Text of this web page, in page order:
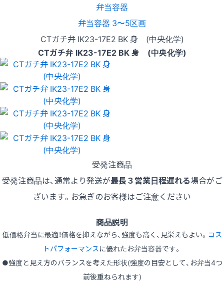
弁当容器
弁当容器 3〜5区画
CTガチ弁 IK23-17E2 BK 身 (中央化学)
CTガチ弁 IK23-17E2 BK 身 (中央化学)
受発注商品
受発注商品は、通常より発送が最長３営業日程遅れる場合がご
ざいます。お急ぎのお客様はご注意ください
商品説明
低価格弁当に最適！価格を抑えながら、強度も高く、見栄えもよい。 コス
トパフォーマンスに優れたお弁当容器です。
●強度と見え方のバランスを考えた形状(強度の目安として、お弁当4つ
前後重ねられます)